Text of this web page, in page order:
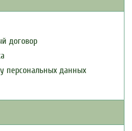
договор
персональных данных